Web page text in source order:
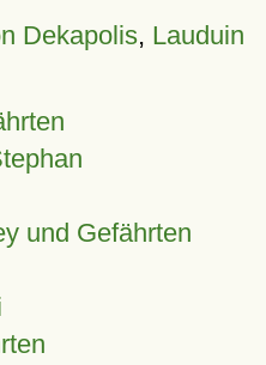
Dekapolis, Lauduin
und Gefährten